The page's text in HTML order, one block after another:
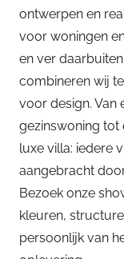
ontwerpen en
voor woningen
en ver
combineren wij
voor design. Van
gezinswoning tot
luxe villa: iedere
aangebracht
Bezoek onze
kleuren,
persoonlijk van